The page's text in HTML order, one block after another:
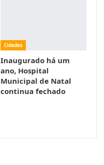
Cidades
Inaugurado há um
ano, Hospital
Municipal de Natal
continua fechado